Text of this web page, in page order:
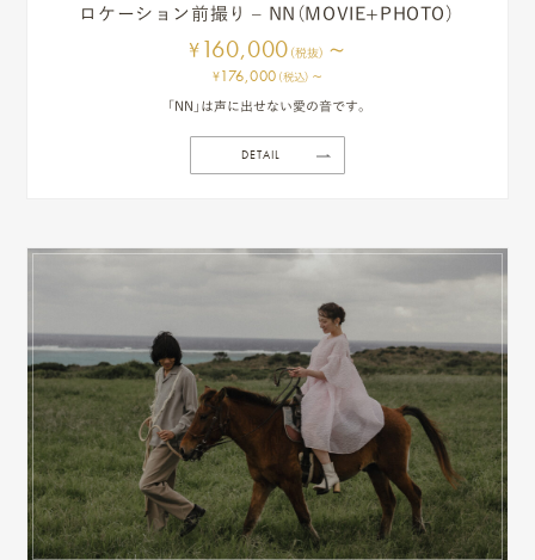
カ
ミ
ー
オ
ン
ロケーション前撮り – NN（MOVIE+PHOTO）
¥ 160,000 (税抜) ~
¥ 176,000 (税込) ~
「NN」は声に出せない愛の音です。
DETAIL